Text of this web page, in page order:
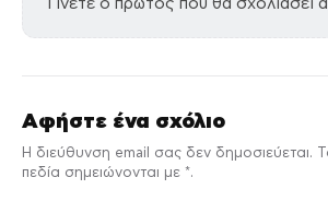
Αφήστε ένα σχόλιο
Η διεύθυνση email σας δεν δημοσιεύεται.
πεδία σημειώνονται με *.